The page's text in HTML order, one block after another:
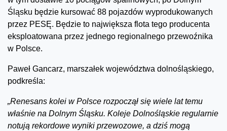
Śląsku będzie kursować 88 pojazdów wyprodukowanych
przez PESĘ. Będzie to największa flota tego producenta
eksploatowana przez jednego regionalnego przewoźnika
w Polsce.
Paweł Gancarz, marszałek województwa dolnośląskiego,
podkreśla:
„Renesans kolei w Polsce rozpoczął się wiele lat temu
właśnie na Dolnym Śląsku. Koleje Dolnośląskie regularnie
notują rekordowe wyniki przewozowe, a dziś mogą